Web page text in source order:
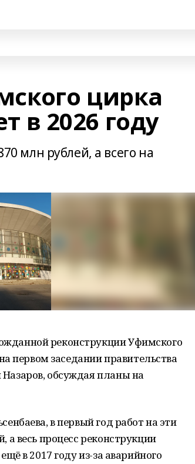
цирка
в 2026 году
млн рублей, а всего на
реконструкции Уфимского
первом заседании правительства
обсуждая планы на
в первый год работ на эти
весь процесс реконструкции
в 2017 году из-за аварийного